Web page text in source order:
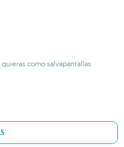
como salvapantallas